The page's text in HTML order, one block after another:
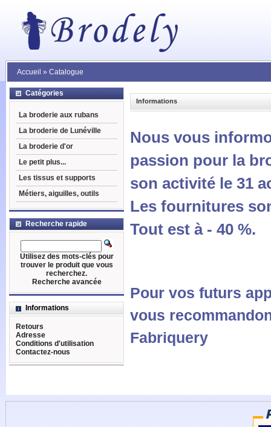
Accueil » Catalogue
Informations
Nous vous
passion pour la
son activité le 31
Les fournitures
Tout est à - 40 %.
Pour vos futurs
vous
Fabriquery
Catégories
La broderie aux rubans
La broderie de Lunéville
La broderie d'or
Le petit plus...
Les tissus et supports
Métiers, aiguilles, outils
Recherche rapide
Utilisez des mots-clés pour
trouver le produit que vous
recherchez.
Recherche avancée
Informations
Retours
Adresse
Conditions d'utilisation
Contactez-nous